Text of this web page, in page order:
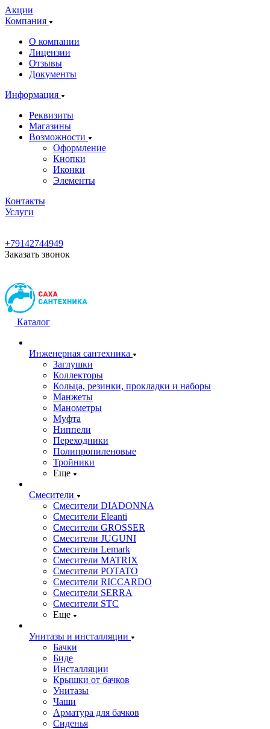
Акции
Компания
О компании
Лицензии
Отзывы
Документы
Информация
Реквизиты
Магазины
Возможности
Оформление
Кнопки
Иконки
Элементы
Контакты
Услуги
+79142744949
Заказать звонок
Каталог
Инженерная сантехника
Заглушки
Коллекторы
Кольца, резинки, прокладки и наборы
Манжеты
Манометры
Муфта
Ниппели
Переходники
Полипропиленовые
Тройники
Еще
Смесители
Смесители DIADONNA
Смесители Eleanti
Смесители GROSSER
Смесители JUGUNI
Смесители Lemark
Смесители MATRIX
Смесители POTATO
Смесители RICCARDO
Смесители SERRA
Смесители STC
Еще
Унитазы и инсталляции
Бачки
Биде
Инсталляции
Крышки от бачков
Унитазы
Чаши
Арматура для бачков
Сиденья